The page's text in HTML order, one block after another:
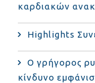
καρδιακών
Highlights
Ο γρήγορος
κίνδυνο